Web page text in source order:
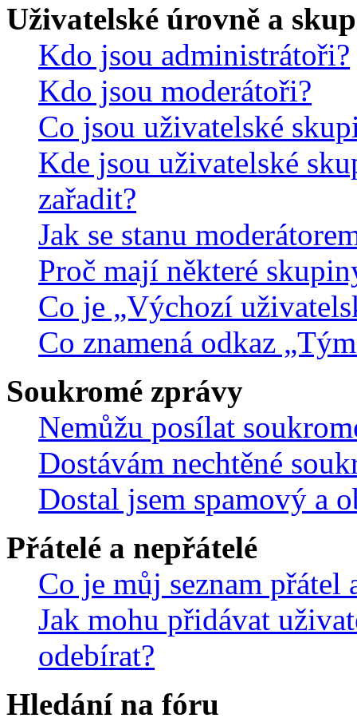
Uživatelské úrovně a
Kdo jsou administrátoři?
Kdo jsou moderátoři?
Co jsou uživatelské
Kde jsou uživatelské
zařadit?
Jak se stanu
Proč mají některé
Co je „Výchozí
Co znamená odkaz
Soukromé zprávy
Nemůžu posílat
Dostávám nechtěné
Dostal jsem spamový a
Přátelé a nepřátelé
Co je můj seznam přátel
Jak mohu přidávat
odebírat?
Hledání na fóru